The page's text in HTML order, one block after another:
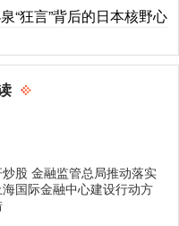
“狂言”背后的日本核野心
股 金融监管总局推动落实
海国际金融中心建设行动方